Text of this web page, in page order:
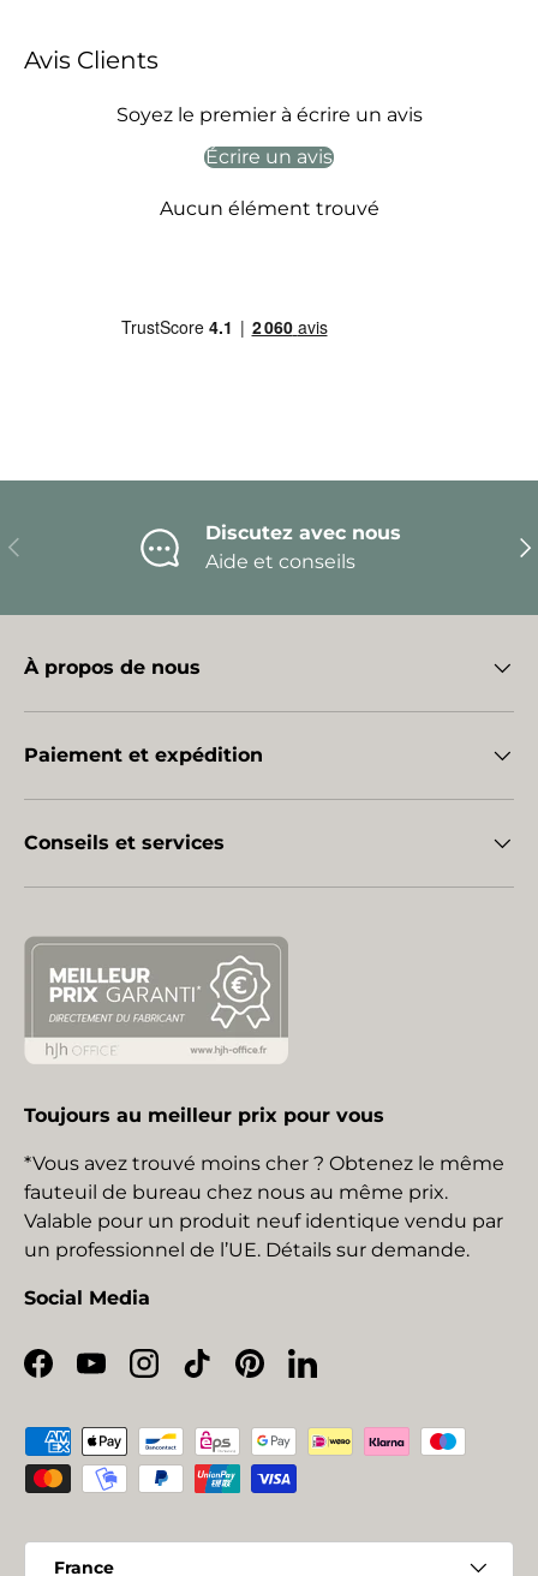
Avis Clients
Soyez le premier à écrire un avis
Écrire un avis
Aucun élément trouvé
Précédent
Discutez avec nous
Aide et conseils
À propos de nous
Paiement et expédition
Conseils et services
Toujours au meilleur prix pour vous
*Vous avez trouvé moins cher ? Obtenez le même
fauteuil de bureau chez nous au même prix.
Valable pour un produit neuf identique vendu par
un professionnel de l’UE. Détails sur demande.
Social Media
Facebook
YouTubeInstagram
TikTokPinterestLinkedIn
Moyens de paiement acceptés
France